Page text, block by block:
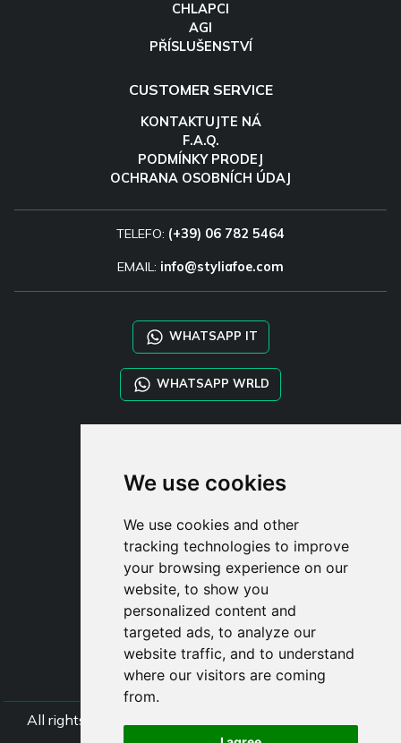
We use cookies
We use cookies and other
tracking technologies to improve
your browsing experience on our
website, to show you
personalized content and
targeted ads, to analyze our
website traffic, and to understand
where our visitors are coming
from.
CHLAPCI
AGI
PŘÍSLUŠENSTVÍ
CUSTOMER SERVICE
KONTAKTUJTE NÁ
F.A.Q.
PODMÍNKY PRODEJ
OCHRANA OSOBNÍCH ÚDAJ
TELEFO: (+39) 06 782 5464
EMAIL: info@styliafoe.com
WHATSAPP IT
WHATSAPP WRLD
TAYLOR MADE ORDERS
UŽIVATE
ZAREGISTROVA
PŘIHLÁSIT S
NÁKUPNÍ KOŠÍ
All rights Styliafoe s.r.l. © 2025 - DI IT15015641002